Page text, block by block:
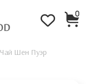
0
Чай Шен Пуэр